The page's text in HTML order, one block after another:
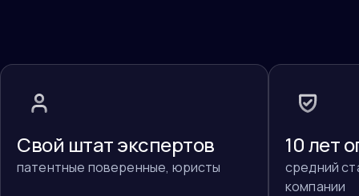
Свой штат экспертов
патентные поверенные, юристы
10 лет
средний
компании